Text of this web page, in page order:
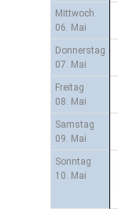
Mittwoch
06. Mai
Donnerstag
07. Mai
Freitag
08. Mai
Samstag
09. Mai
Sonntag
10. Mai